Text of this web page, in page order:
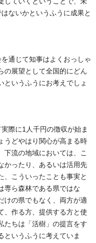
ないかというふうに成果と
通じて知事はよくおっしゃ
の展望として全国的にどん
というふうにお考えでしょ
際に1人千円の徴収が始ま
うどやはり関心が高まる時
下流の地域においては、こ
かったり、あるいは活用先
、こういったことも事実と
専ら森林である県ではな
けの県でもなく、両方が適
、作る方、提供する方と使
たちは「活樹」の提言をす
というふうに考えていま